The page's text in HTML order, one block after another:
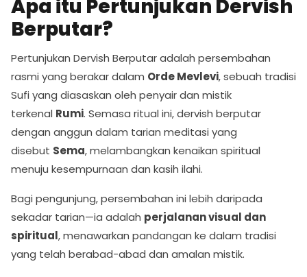
Apa itu Pertunjukan Dervish
Berputar?
Pertunjukan Dervish Berputar adalah persembahan
rasmi yang berakar dalam Orde Mevlevi, sebuah tradisi
Sufi yang diasaskan oleh penyair dan mistik
terkenal Rumi. Semasa ritual ini, dervish berputar
dengan anggun dalam tarian meditasi yang
disebut Sema, melambangkan kenaikan spiritual
menuju kesempurnaan dan kasih ilahi.
Bagi pengunjung, persembahan ini lebih daripada
sekadar tarian—ia adalah perjalanan visual dan
spiritual, menawarkan pandangan ke dalam tradisi
yang telah berabad-abad dan amalan mistik.